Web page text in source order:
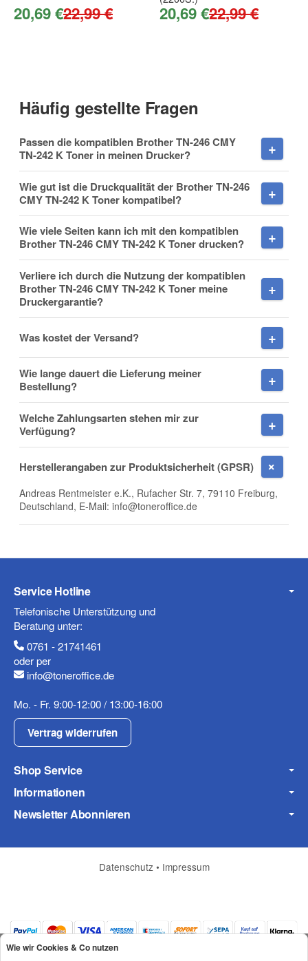
Telefon
Fax
Frage zum Artikel
Ihre Frage
(* = Pflichtfelder)
Datenschutzerklärung
Frage abschicken
20,69 €22,99 € 20,69 €22,99 €
Häufig gestellte Fragen
Passen die kompatiblen Brother TN-246 CMY
TN-242 K Toner in meinen Drucker?
Wie gut ist die Druckqualität der Brother TN-246
CMY TN-242 K Toner kompatibel?
Wie viele Seiten kann ich mit den kompatiblen
Brother TN-246 CMY TN-242 K Toner drucken?
Verliere ich durch die Nutzung der kompatiblen
Brother TN-246 CMY TN-242 K Toner meine
Druckergarantie?
Was kostet der Versand?
Wie lange dauert die Lieferung meiner
Bestellung?
Welche Zahlungsarten stehen mir zur
Verfügung?
Herstellerangaben zur Produktsicherheit (GPSR)
Andreas Rentmeister e.K., Rufacher Str. 7, 79110 Freiburg,
Deutschland, E-Mail: info@toneroffice.de
Service Hotline
Telefonische Unterstützung und
Beratung unter:
0761 - 21741461
oder per
info@toneroffice.de
Mo. - Fr. 9:00-12:00 / 13:00-16:00
Vertrag widerrufen
Shop Service
Informationen
Newsletter Abonnieren
Datenschutz • Impressum
Wie wir Cookies & Co nutzen